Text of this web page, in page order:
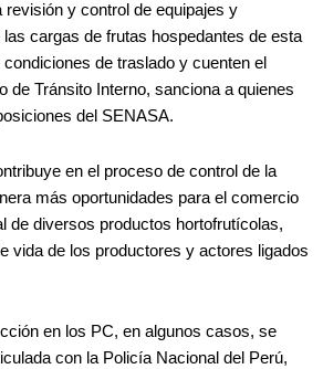
revisión y control de equipajes y
cargas de frutas hospedantes de esta
de traslado y cuenten el
de Tránsito Interno, sanciona a quienes
del SENASA.
en el proceso de control de la
más oportunidades para el comercio
de diversos productos hortofrutícolas,
vida de los productores y actores ligados
en los PC, en algunos casos, se
con la Policía Nacional del Perú,